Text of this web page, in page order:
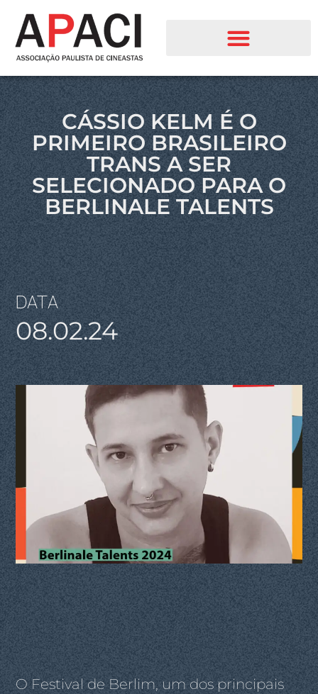
CÁSSIO KELM É O
PRIMEIRO BRASILEIRO
TRANS A SER
SELECIONADO PARA O
BERLINALE TALENTS
DATA
08.02.24
O Festival de Berlim, um dos principais